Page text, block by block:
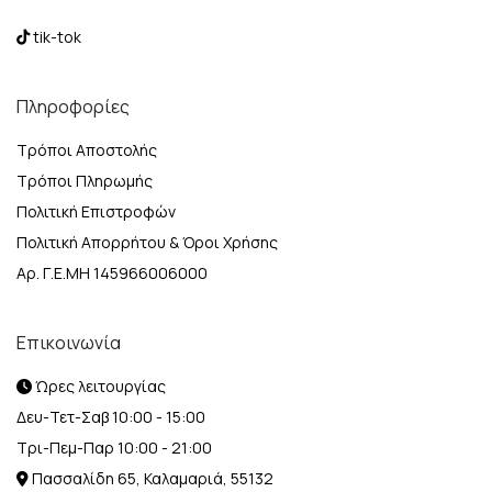
tik-tok
Πληροφορίες
Τρόποι Αποστολής
Τρόποι Πληρωμής
Πολιτική Επιστροφών
Πολιτική Απορρήτου & Όροι Χρήσης
Αρ. Γ.Ε.ΜΗ 145966006000
Επικοινωνία
Ώρες λειτουργίας
Δευ-Τετ-Σαβ 10:00 - 15:00
Τρι-Πεμ-Παρ 10:00 - 21:00
Πασσαλίδη 65, Καλαμαριά, 55132